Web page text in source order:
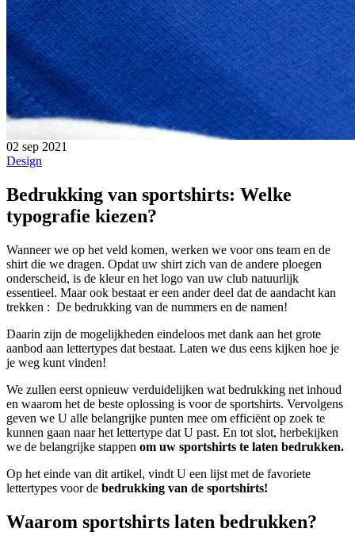
02 sep 2021
Design
Bedrukking van sportshirts: Welke
typografie kiezen?
Wanneer we op het veld komen, werken we voor ons team en de
shirt die we dragen. Opdat uw shirt zich van de andere ploegen
onderscheid, is de kleur en het logo van uw club natuurlijk
essentieel. Maar ook bestaat er een ander deel dat de aandacht kan
trekken : De bedrukking van de nummers en de namen!
Daarin zijn de mogelijkheden eindeloos met dank aan het grote
aanbod aan lettertypes dat bestaat. Laten we dus eens kijken hoe je
je weg kunt vinden!
We zullen eerst opnieuw verduidelijken wat bedrukking net inhoud
en waarom het de beste oplossing is voor de sportshirts. Vervolgens
geven we U alle belangrijke punten mee om efficiënt op zoek te
kunnen gaan naar het lettertype dat U past. En tot slot, herbekijken
we de belangrijke stappen om uw sportshirts te laten bedrukken.
Op het einde van dit artikel, vindt U een lijst met de favoriete
lettertypes voor de bedrukking van de sportshirts!
Waarom sportshirts laten bedrukken?